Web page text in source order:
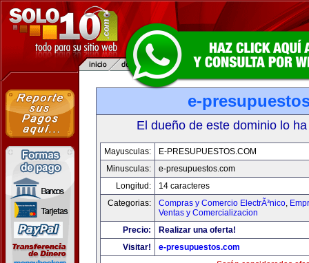
e-
El dueño de este dominio lo
Mayusculas:
E-PRESUPUESTOS.COM
Minusculas:
e-presupuestos.com
Longitud:
14 caracteres
Categorias:
Compras y Comercio ElectrÃ³nico,
Ventas y Comercializacion
Precio:
Realizar una oferta!
Visitar!
e-presupuestos.com